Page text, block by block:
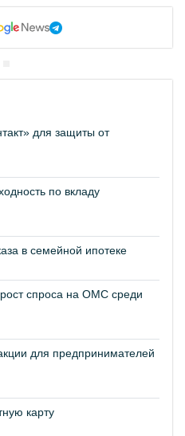
для защиты от
по вкладу
в семейной ипотеке
спроса на ОМС среди
для предпринимателей
карту